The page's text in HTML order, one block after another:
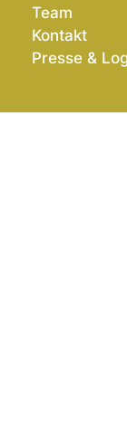
Team
Kontakt
Presse &